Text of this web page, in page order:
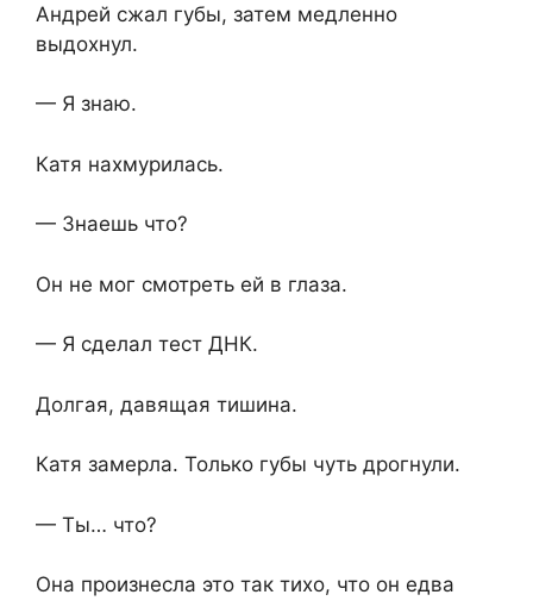
Андрей сжал губы, затем медленно
выдохнул.
— Я знаю.
Катя нахмурилась.
— Знаешь что?
Он не мог смотреть ей в глаза.
— Я сделал тест ДНК.
Долгая, давящая тишина.
Катя замерла. Только губы чуть дрогнули.
— Ты… что?
Она произнесла это так тихо, что он едва